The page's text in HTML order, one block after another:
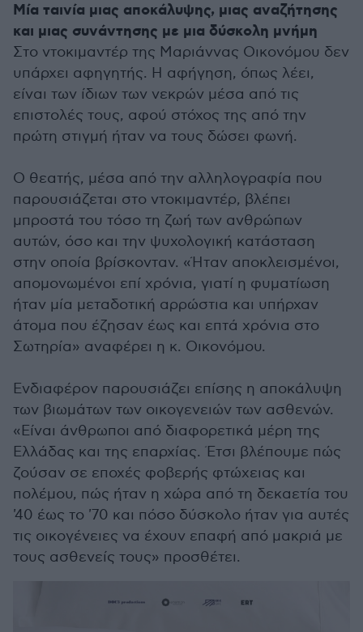
Μία ταινία μιας αποκάλυψης, μιας αναζήτησης
και μιας συνάντησης με μια δύσκολη μνήμη
Στο ντοκιμαντέρ της Μαριάννας Οικονόμου δεν
υπάρχει αφηγητής. Η αφήγηση, όπως λέει,
είναι των ίδιων των νεκρών μέσα από τις
επιστολές τους, αφού στόχος της από την
πρώτη στιγμή ήταν να τους δώσει φωνή.
Ο θεατής, μέσα από την αλληλογραφία που
παρουσιάζεται στο ντοκιμαντέρ, βλέπει
μπροστά του τόσο τη ζωή των ανθρώπων
αυτών, όσο και την ψυχολογική κατάσταση
στην οποία βρίσκονταν. «Ήταν αποκλεισμένοι,
απομονωμένοι επί χρόνια, γιατί η φυματίωση
ήταν μία μεταδοτική αρρώστια και υπήρχαν
άτομα που έζησαν έως και επτά χρόνια στο
Σωτηρία» αναφέρει η κ. Οικονόμου.
Ενδιαφέρον παρουσιάζει επίσης η αποκάλυψη
των βιωμάτων των οικογενειών των ασθενών.
«Είναι άνθρωποι από διαφορετικά μέρη της
Ελλάδας και της επαρχίας. Έτσι βλέπουμε πώς
ζούσαν σε εποχές φοβερής φτώχειας και
πολέμου, πώς ήταν η χώρα από τη δεκαετία του
'40 έως το '70 και πόσο δύσκολο ήταν για αυτές
τις οικογένειες να έχουν επαφή από μακριά με
τους ασθενείς τους» προσθέτει.